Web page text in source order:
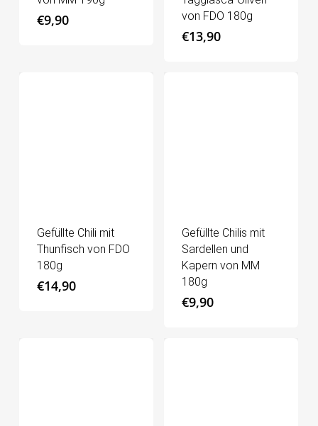
€9,90
von FDO 180g
€13,90
Gefüllte Chili mit
Thunfisch von FDO
180g
€14,90
Gefüllte Chilis mit
Sardellen und
Kapern von MM
180g
€9,90